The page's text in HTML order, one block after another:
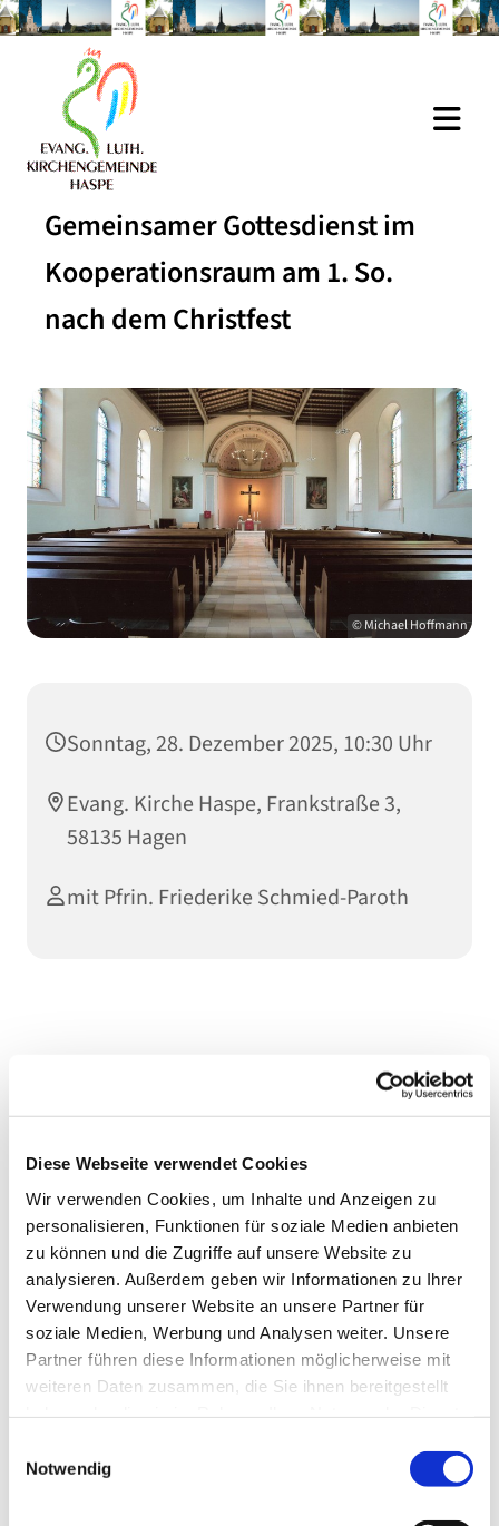
Diese Webseite verwendet Cookies
Wir verwenden Cookies, um Inhalte und Anzeigen zu
personalisieren, Funktionen für soziale Medien anbieten
zu können und die Zugriffe auf unsere Website zu
analysieren. Außerdem geben wir Informationen zu Ihrer
Verwendung unserer Website an unsere Partner für
soziale Medien, Werbung und Analysen weiter. Unsere
Partner führen diese Informationen möglicherweise mit
weiteren Daten zusammen, die Sie ihnen bereitgestellt
Notwendig
Gemeinsamer Gottesdienst im
Kooperationsraum am 1. So.
nach dem Christfest
© Michael Hoffmann
Sonntag, 28. Dezember 2025, 10:30 Uhr
Evang. Kirche Haspe, Frankstraße 3,
58135 Hagen
mit Pfrin. Friederike Schmied-Paroth